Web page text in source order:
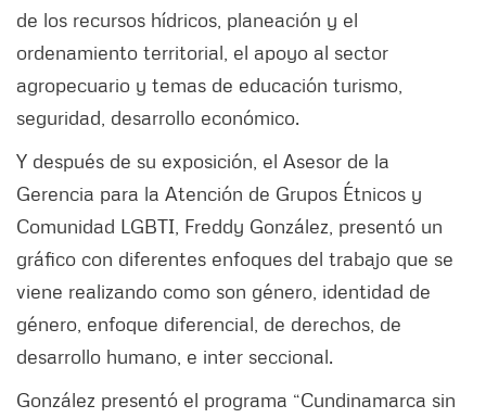
de los recursos hídricos, planeación y el
ordenamiento territorial, el apoyo al sector
agropecuario y temas de educación turismo,
seguridad, desarrollo económico.
Y después de su exposición, el Asesor de la
Gerencia para la Atención de Grupos Étnicos y
Comunidad LGBTI, Freddy González, presentó un
gráfico con diferentes enfoques del trabajo que se
viene realizando como son género, identidad de
género, enfoque diferencial, de derechos, de
desarrollo humano, e inter seccional.
González presentó el programa “Cundinamarca sin